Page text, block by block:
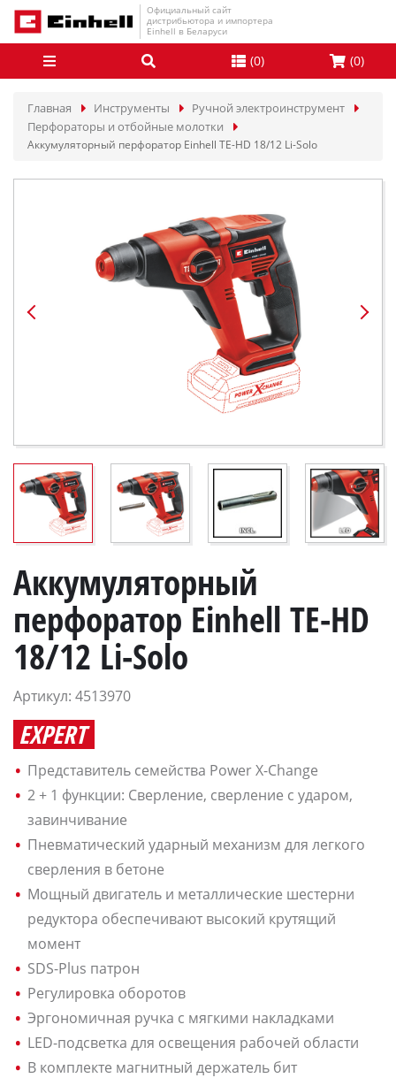
Официальный сайт
дистрибьютора и импортера
Einhell в Беларуси
(0) (0)
Главная Инструменты
Ручной электроинструмент
Перфораторы и отбойные молотки
Аккумуляторный перфоратор Einhell TE-HD 18/12 Li-Solo
Аккумуляторный
перфоратор Einhell TE-HD
18/12 Li-Solo
Артикул: 4513970
EXPERT
Представитель семейства Power X-Change
2 + 1 функции: Сверление, сверление с ударом,
завинчивание
Пневматический ударный механизм для легкого
сверления в бетоне
Мощный двигатель и металлические шестерни
редуктора обеспечивают высокий крутящий
момент
SDS-Plus патрон
Регулировка оборотов
Эргономичная ручка с мягкими накладками
LED-подсветка для освещения рабочей области
В комплекте магнитный держатель бит